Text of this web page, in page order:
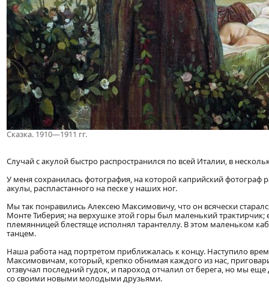
Сказка. 1910—1911 гг.
Случай с акулой быстро распространился по всей Италии, в
У меня сохранилась фотография, на которой каприйский
акулы, распластанного на песке у наших ног.
Мы так понравились Алексею Максимовичу, что он всячески
Монте Тиберия; на верхушке этой горы был маленький
племянницей блестяще исполнял тарантеллу. В этом маленьком
танцем.
Наша работа над портретом приближалась к концу. Наступило
Максимовичам, который, крепко обнимая каждого из нас,
отзвучал последний гудок, и пароход отчалил от берега, но мы
со своими новыми молодыми друзьями.